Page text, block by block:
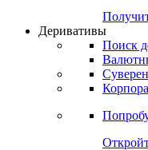
Деривативы
Поиск